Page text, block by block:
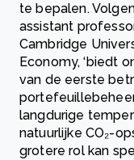
te bepalen.
assistant
Cambridge
Economy, ‘biedt
van de eerste
langdurige
natuurlijke CO₂-
grotere rol kan